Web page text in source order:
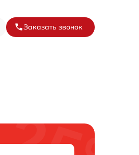
Заказать звонок